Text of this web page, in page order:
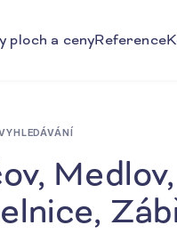
ploch a cenyReference